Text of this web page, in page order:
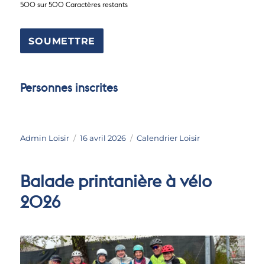
500 sur 500 Caractères restants
Personnes inscrites
Auteur
Admin Loisir
Publié
16 avril 2026 Catégories
Calendrier Loisir
Balade printanière à vélo
2026